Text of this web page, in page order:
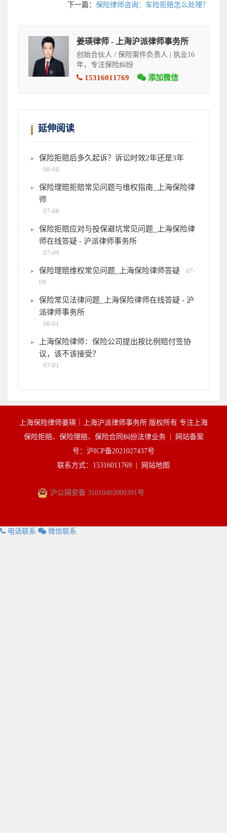
下一篇： 保险律师咨询：车险拒赔怎么处理？
姜瑛律师 - 上海沪派律师事务所
创始合伙人 / 保险案件负责人 | 执业16
年，专注保险纠纷
15316011769 添加微信
延伸阅读
保险拒赔后多久起诉？诉讼时效2年还是3年
08-08
保险理赔拒赔常见问题与维权指南_上海保险律
师
07-08
保险拒赔应对与投保避坑常见问题_上海保险律
师在线答疑 - 沪派律师事务所
07-09
保险理赔维权常见问题_上海保险律师答疑
07-
09
保险常见法律问题_上海保险律师在线答疑 - 沪
派律师事务所
08-01
上海保险律师：保险公司提出按比例赔付签协
议，该不该接受？
07-01
上海保险律师姜瑛｜上海沪派律师事务所 版权所有 专注上海
保险拒赔、保险理赔、保险合同纠纷法律业务 |
网站备案
号：沪ICP备2021027437号
联系方式：15316011769 |
网站地图
沪公网安备 31010402009391号
电话联系 微信联系